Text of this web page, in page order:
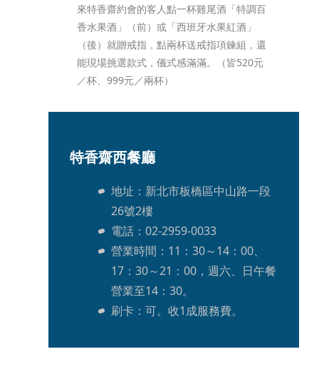
來特香齋約會的客人點一杯雞尾酒「特調百
香水果酒」（前）或「西班牙水果紅酒」
（後）就贈戒指，點兩杯送戒指項鍊組，還
能現場挑選款式，儀式感滿滿。（皆520元
／杯、999元／兩杯）
特香齋西餐廳
地址：新北市板橋區中山路一段
26號2樓
電話：02-2959-0033
營業時間：11：30～14：00、
17：30～21：00，週六、日午餐
營業至14：30。
刷卡：可。收1成服務費。